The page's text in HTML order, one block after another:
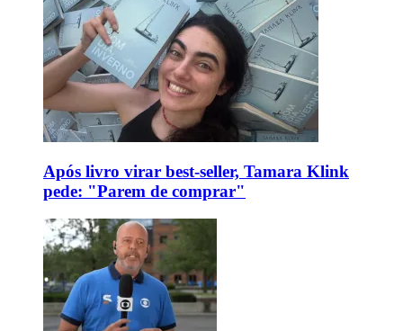
Após livro virar best-seller, Tamara Klink
pede: "Parem de comprar"